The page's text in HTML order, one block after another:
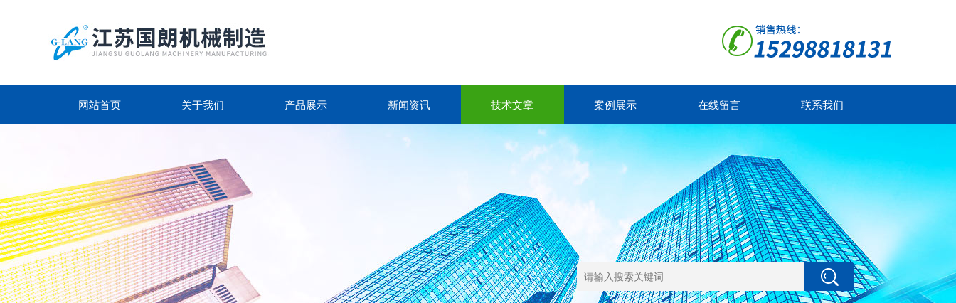
网站首页 关于我们 产品展示 新闻资讯 技术文章 案例展示 在线留言 联系我们